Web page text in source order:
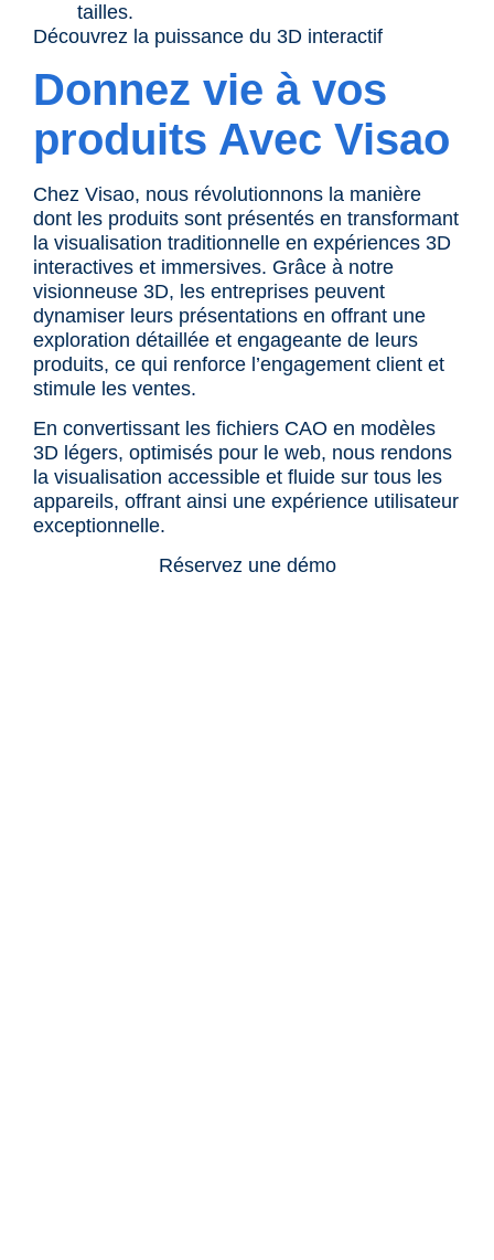
tailles.
Découvrez la puissance du 3D interactif
Donnez vie à vos
produits Avec Visao
Chez Visao, nous révolutionnons la manière
dont les produits sont présentés en transformant
la visualisation traditionnelle en expériences 3D
interactives et immersives. Grâce à notre
visionneuse 3D, les entreprises peuvent
dynamiser leurs présentations en offrant une
exploration détaillée et engageante de leurs
produits, ce qui renforce l’engagement client et
stimule les ventes.
En convertissant les fichiers CAO en modèles
3D légers, optimisés pour le web, nous rendons
la visualisation accessible et fluide sur tous les
appareils, offrant ainsi une expérience utilisateur
exceptionnelle.
Réservez une démo